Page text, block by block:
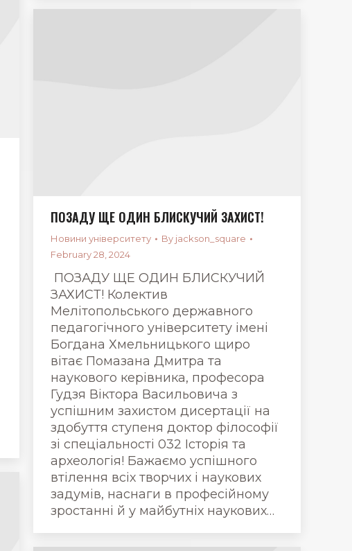
ПОЗАДУ ЩЕ ОДИН БЛИСКУЧИЙ ЗАХИСТ!
Новини університету By jackson_square
February 28, 2024
ПОЗАДУ ЩЕ ОДИН БЛИСКУЧИЙ
ЗАХИСТ! Колектив
Мелітопольського державного
педагогічного університету імені
Богдана Хмельницького щиро
вітає Помазана Дмитра та
наукового керівника, професора
Гудзя Віктора Васильовича з
успішним захистом дисертації на
здобуття ступеня доктор філософії
зі спеціальності 032 Історія та
археологія! Бажаємо успішного
втілення всіх творчих і наукових
задумів, наснаги в професійному
зростанні й у майбутніх наукових…